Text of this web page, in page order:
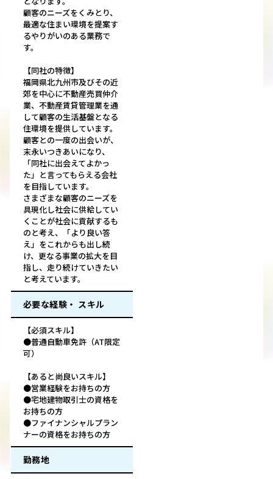
顧客のニーズをくみとり、
最適な住まい環境を提案す
るやりがいのある業務で
す。
【同社の特徴】
福岡県北九州市及びその近
郊を中心に不動産売買仲介
業、不動産賃貸管理業を通
して顧客の生活基盤となる
住環境を提供しています。
顧客との一度の出会いが、
末永いつきあいになり、
「同社に出会えてよかっ
た」と言ってもらえる会社
を目指しています。
さまざまな顧客のニーズを
具現化し社会に供給してい
くことが社会に貢献するも
のと考え、「より良い答
え」をこれからも出し続
け、更なる事業の拡大を目
指し、走り続けていきたい
と考えています。
必要な経験・ スキル
【必須スキル】
●普通自動車免許（AT限定
可）
【あると尚良いスキル】
●営業経験をお持ちの方
●宅地建物取引士の資格を
お持ちの方
●ファイナンシャルプラン
ナーの資格をお持ちの方
勤務地